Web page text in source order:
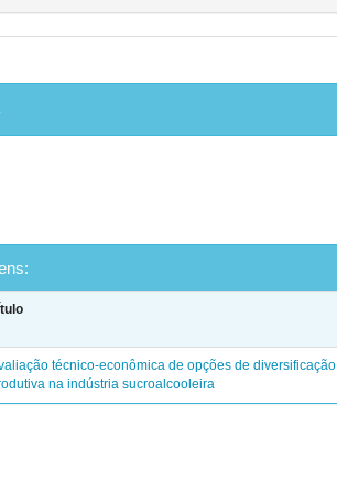
técnico-econômica de opções de diversificação
na indústria sucroalcooleira